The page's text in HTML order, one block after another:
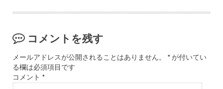
コメントを残す
メールアドレスが公開されることはありません。 *が付いてい
る欄は必須項目です
コメント *